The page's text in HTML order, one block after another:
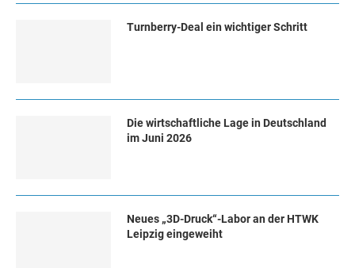
Turn­ber­ry-Deal ein wich­ti­ger Schritt
Die wirtschaftliche Lage in Deutschland
im Juni 2026
Neues „3D-Druck“-Labor an der HTWK
Leipzig eingeweiht